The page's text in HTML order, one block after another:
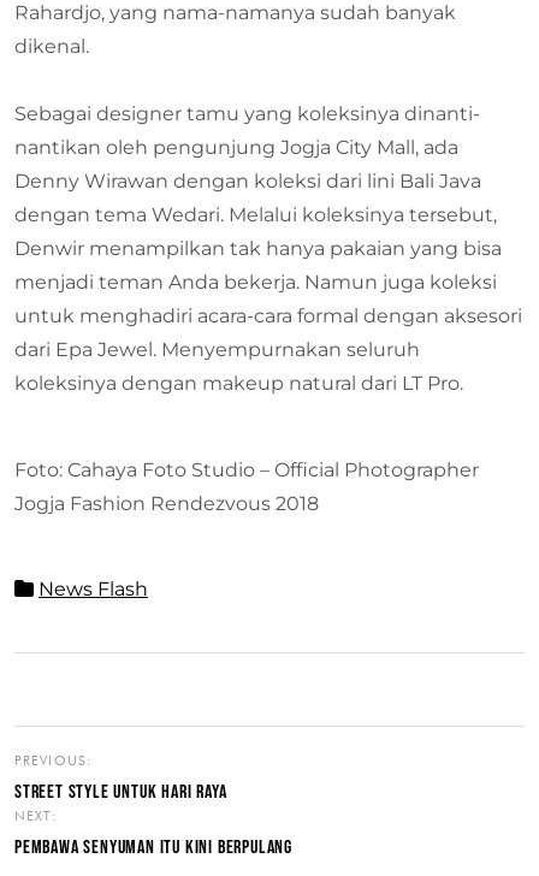
Rahardjo, yang nama-namanya sudah banyak
dikenal.
Sebagai designer tamu yang koleksinya dinanti-
nantikan oleh pengunjung Jogja City Mall, ada
Denny Wirawan dengan koleksi dari lini Bali Java
dengan tema Wedari. Melalui koleksinya tersebut,
Denwir menampilkan tak hanya pakaian yang bisa
menjadi teman Anda bekerja. Namun juga koleksi
untuk menghadiri acara-cara formal dengan aksesori
dari Epa Jewel. Menyempurnakan seluruh
koleksinya dengan makeup natural dari LT Pro.
Foto: Cahaya Foto Studio – Official Photographer
Jogja Fashion Rendezvous 2018
News Flash
PREVIOUS:
STREET STYLE UNTUK HARI RAYA
NEXT:
PEMBAWA SENYUMAN ITU KINI BERPULANG